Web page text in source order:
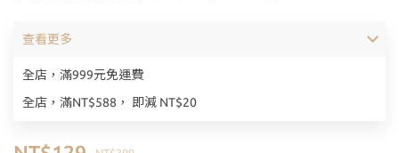
全店，滿999元免運費
全店，滿NT$588， 即減 NT$20
查看更多